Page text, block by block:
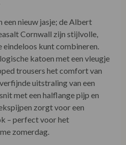
een nieuw jasje; de Albert
Cornwall zijn stijlvolle,
eindeloos kunt combineren.
katoen met een vleugje
trousers het comfort van
uitstraling van een
met een halflange pijp en
zorgt voor een
– perfect voor het
zomerdag.